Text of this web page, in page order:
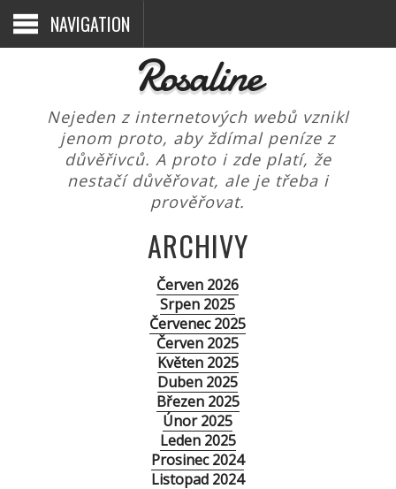
NAVIGATION
Rosaline
Nejeden z internetových webů vznikl
jenom proto, aby ždímal peníze z
důvěřivců. A proto i zde platí, že
nestačí důvěřovat, ale je třeba i
prověřovat.
ARCHIVY
Červen 2026
Srpen 2025
Červenec 2025
Červen 2025
Květen 2025
Duben 2025
Březen 2025
Únor 2025
Leden 2025
Prosinec 2024
Listopad 2024